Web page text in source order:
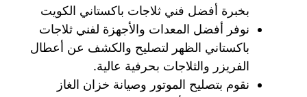
بخبرة أفضل فني ثلاجات باكستاني الكويت
نوفر أفضل المعدات والأجهزة لفني ثلاجات
باكستاني الظهر لتصليح والكشف عن أعطال
الفريزر والثلاجات بحرفية عالية.
نقوم بتصليح الموتور وصيانة خزان الغاز